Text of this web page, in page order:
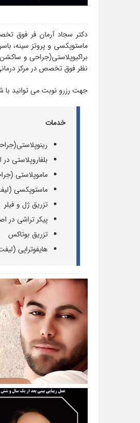
دکتر سجاد آرمان فر فوق
ماستوپکسی و پروتز سینه،
براکیوپلاستی(جراحی و
نظر فوق تخصص در مرکز
جهت رزرو نوبت می توانید با
خدمات
بلفاروپلاستی
ماموپلاستی
ماستوپکسی
تزریق ژل و فیلر
پیکر تراشی در
تزریق بوتاکس
هایفوتراپی